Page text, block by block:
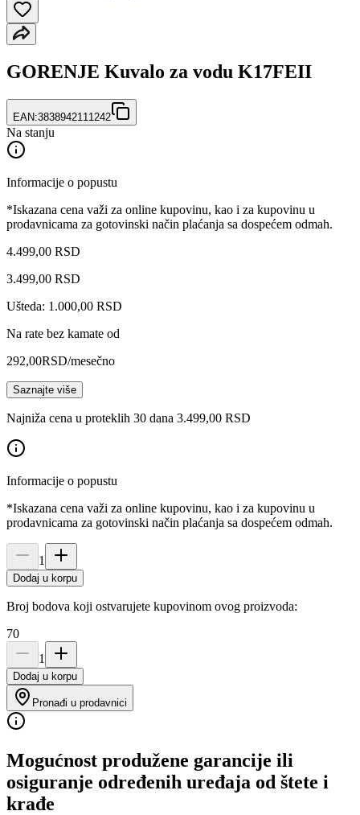
GORENJE Kuvalo za vodu K17FEII
EAN:3838942111242
Na stanju
Informacije o popustu
*Iskazana cena važi za online kupovinu, kao i za kupovinu u
prodavnicama za gotovinski način plaćanja sa dospećem odmah.
4.499,00 RSD
3.499,00 RSD
Ušteda: 1.000,00 RSD
Na rate bez kamate od
292,00RSD/mesečno
Saznajte više
Najniža cena u proteklih 30 dana 3.499,00 RSD
Informacije o popustu
*Iskazana cena važi za online kupovinu, kao i za kupovinu u
prodavnicama za gotovinski način plaćanja sa dospećem odmah.
1
Dodaj u korpu
Broj bodova koji ostvarujete kupovinom ovog proizvoda:
70
1
Dodaj u korpu
Pronađi u prodavnici
Mogućnost produžene garancije ili
osiguranje određenih uređaja od štete i
krađe